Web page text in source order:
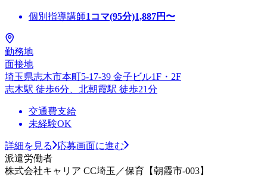
個別指導講師1コマ(95分)1,887円〜
勤務地
面接地
埼玉県志木市本町5-17-39 金子ビル1F・2F
志木駅 徒歩6分、北朝霞駅 徒歩21分
交通費支給
未経験OK
詳細を見る
応募画面に進む
派遣労働者
株式会社キャリア CC埼玉／保育【朝霞市-003】